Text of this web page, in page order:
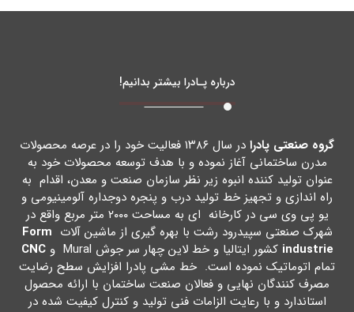
درباره پـادرا بیشتر بدانیم!
گروه صنعتی پادرا
در سال ۱۳۸۶ فعالیت خود را در عرصه محصولات
مدرن ساختمانی آغاز نموده و با هدف توسعه محصولات خود به
عنوان تولید کننده انبوه زیر نظر سازمان صنعت و معدن، اقدام به
راه اندازي و تجهیز خط تولید درب و پنجره دوجداره آلومینیومی و
یو پی وي سی در کارخانه اي به مساحت ۲۰۰۰ متر مربع واقع در
شهرك صنعتی سپیدرود رشت با بهره گیري از ماشین آلات Form
industrie کشور ایتالیا و خط لاین چهار سر جوش Mural و
CNC
تمام اتوماتیک نموده است. خط مشی پادرا افزایش سطح رضایت
مصرف کنندگان نهایی و فعالان صنعت ساختمان با ارائه محصول
استاندارد و با رعایت الزامات فنی تولید و کنترل کیفیت شده در